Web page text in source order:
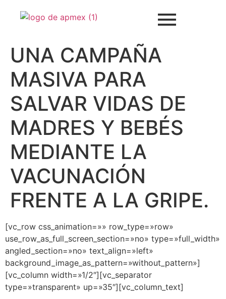
UNA CAMPAÑA
MASIVA PARA
SALVAR VIDAS DE
MADRES Y BEBÉS
MEDIANTE LA
VACUNACIÓN
FRENTE A LA GRIPE.
[vc_row css_animation=»» row_type=»row»
use_row_as_full_screen_section=»no» type=»full_width»
angled_section=»no» text_align=»left»
background_image_as_pattern=»without_pattern»]
[vc_column width=»1/2″][vc_separator
type=»transparent» up=»35″][vc_column_text]